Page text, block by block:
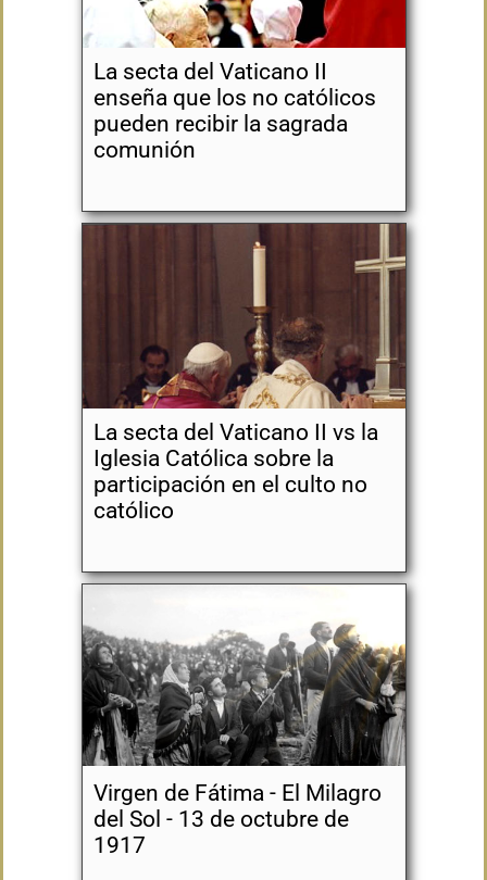
La secta del Vaticano II
enseña que los no católicos
pueden recibir la sagrada
comunión
La secta del Vaticano II vs la
Iglesia Católica sobre la
participación en el culto no
católico
Virgen de Fátima - El Milagro
del Sol - 13 de octubre de
1917